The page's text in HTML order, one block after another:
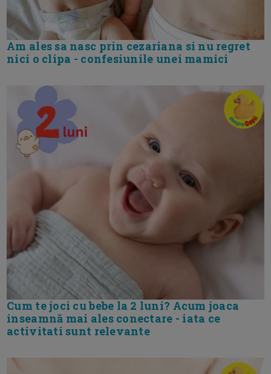
Am ales sa nasc prin cezariana si nu regret
nici o clipa - confesiunile unei mamici
Cum te joci cu bebe la 2 luni? Acum joaca
inseamnă mai ales conectare - iata ce
activitati sunt relevante